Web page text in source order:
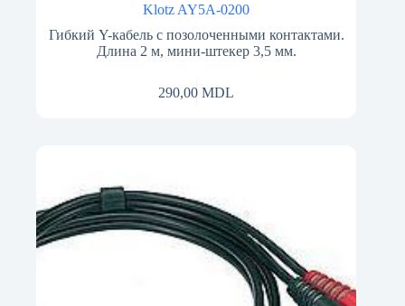
Klotz AY5A-0200
Гибкий Y-кабель с позолоченными контактами.
Длина 2 м, мини-штекер 3,5 мм.
290,00MDL